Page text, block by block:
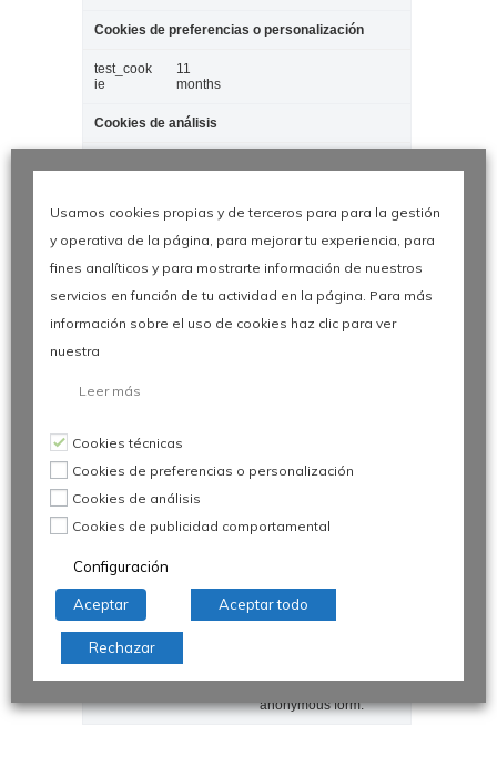
Cookies de preferencias o personalización
test_cook
ie
11
months
Cookies de análisis
2 years
by Google Analytics.
The cookie is used to
session, campaign
site usage for the site's
_gid 1 day
This cookie is installed
store information of
how visitors use a
wbsite is doing. The
data collected
anonymous form.
Usamos cookies propias y de terceros para para la gestión
y operativa de la página, para mejorar tu experiencia, para
fines analíticos y para mostrarte información de nuestros
servicios en función de tu actividad en la página. Para más
información sobre el uso de cookies haz clic para ver
nuestra
Leer más
Cookies técnicas
Cookies de preferencias o personalización
Cookies de análisis
Cookies de publicidad comportamental
Configuración
Aceptar Aceptar todo
Rechazar